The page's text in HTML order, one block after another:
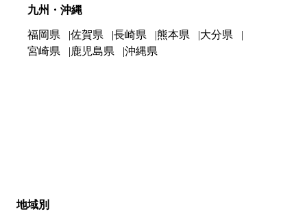
九州・沖縄
福岡県 佐賀県 長崎県 熊本県
大分県
宮崎県
鹿児島県 沖縄県
地域別